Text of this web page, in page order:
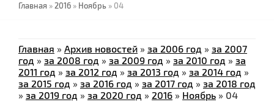
Главная » 2016 » Ноябрь » 04
Главная » Архив новостей » за 2006 год » за 2007
год » за 2008 год » за 2009 год » за 2010 год » за
2011 год » за 2012 год » за 2013 год » за 2014 год »
за 2015 год » за 2016 год » за 2017 год » за 2018 год
» за 2019 год » за 2020 год » 2016 » Ноябрь » 04